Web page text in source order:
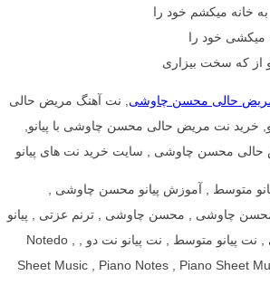
خانه میکشم خود را
میکشی خود را
از که سخت بیزاری
مریض حالی محسن چاوشی , نت آهنگ مریض حالی
خرید نت مریض حالی محسن چاوشی با پیانو,
محسن چاوشی , سایت خرید نت های پیانو
متوسط , آموزش پیانو محسن چاوشی ,
چاوشی , محسن چاوشی , ترنم عزتی , پیانو
متوسط , پیانو ترنم عزتی , نت پیانو متوسط , نت پیانو نت دو , Notedo ,
Sheet Music , Piano Notes , Piano Sheet